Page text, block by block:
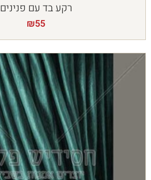
רקע בד עם פנינים
₪55